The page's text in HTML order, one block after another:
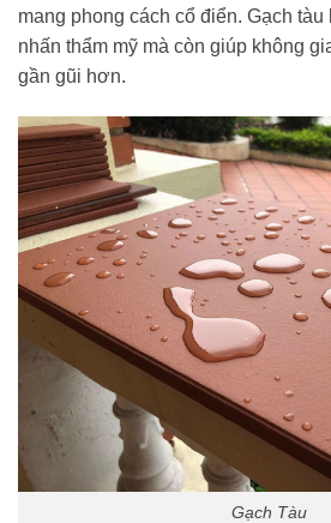
mang phong cách cổ điển. Gạch
nhấn thẩm mỹ mà còn giúp không
gần gũi hơn.
Gạch Tàu